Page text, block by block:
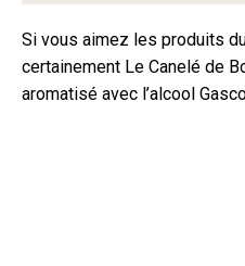
Si vous aimez les produits
certainement Le Canelé de
aromatisé avec l’alcool